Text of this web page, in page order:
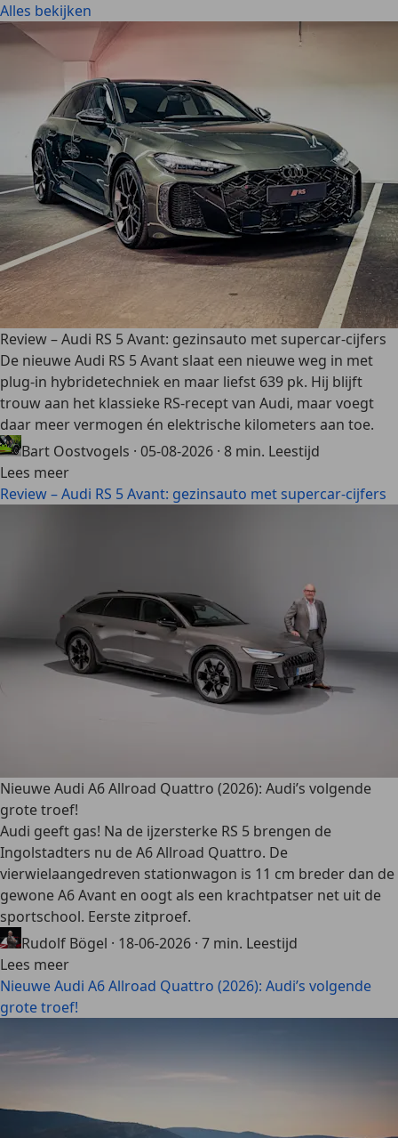
Alles bekijken
Review – Audi RS 5 Avant: gezinsauto met supercar-cijfers
De nieuwe Audi RS 5 Avant slaat een nieuwe weg in met
plug-in hybridetechniek en maar liefst 639 pk. Hij blijft
trouw aan het klassieke RS-recept van Audi, maar voegt
daar meer vermogen én elektrische kilometers aan toe.
Bart Oostvogels · 05-08-2026 · 8 min. Leestijd
Lees meer
Review – Audi RS 5 Avant: gezinsauto met supercar-cijfers
Nieuwe Audi A6 Allroad Quattro (2026): Audi’s volgende
grote troef!
Audi geeft gas! Na de ijzersterke RS 5 brengen de
Ingolstadters nu de A6 Allroad Quattro. De
vierwielaangedreven stationwagon is 11 cm breder dan de
gewone A6 Avant en oogt als een krachtpatser net uit de
sportschool. Eerste zitproef.
Rudolf Bögel · 18-06-2026 · 7 min. Leestijd
Lees meer
Nieuwe Audi A6 Allroad Quattro (2026): Audi’s volgende
grote troef!